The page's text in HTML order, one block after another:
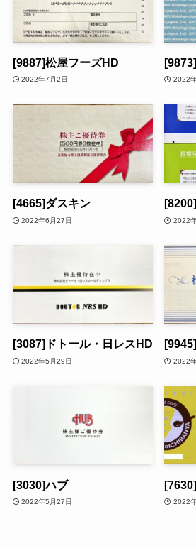
[9887]松屋フーズHD
2022年7月2日 2022
[4665]ダスキン
2022年6月27日 2022
[3087]ドトール・日レスHD
2022年5月29日 2022
[3030]ハブ
2022年5月27日 2022